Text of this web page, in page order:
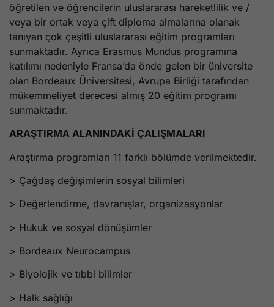
öğretilen ve öğrencilerin uluslararası hareketlilik ve /
veya bir ortak veya çift diploma almalarına olanak
tanıyan çok çeşitli uluslararası eğitim programları
sunmaktadır. Ayrıca Erasmus Mundus programına
katılımı nedeniyle Fransa’da önde gelen bir üniversite
olan Bordeaux Üniversitesi, Avrupa Birliği tarafından
mükemmeliyet derecesi almış 20 eğitim programı
sunmaktadır.
ARAŞTIRMA ALANINDAKİ ÇALIŞMALARI
Araştırma programları 11 farklı bölümde verilmektedir.
> Çağdaş değişimlerin sosyal bilimleri
> Değerlendirme, davranışlar, organizasyonlar
> Hukuk ve sosyal dönüşümler
> Bordeaux Neurocampus
> Biyolojik ve tıbbi bilimler
> Halk sağlığı